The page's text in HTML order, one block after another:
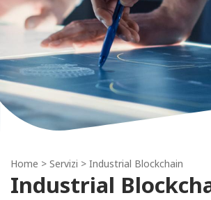
Home > Servizi > Industrial Blockchain
Industrial